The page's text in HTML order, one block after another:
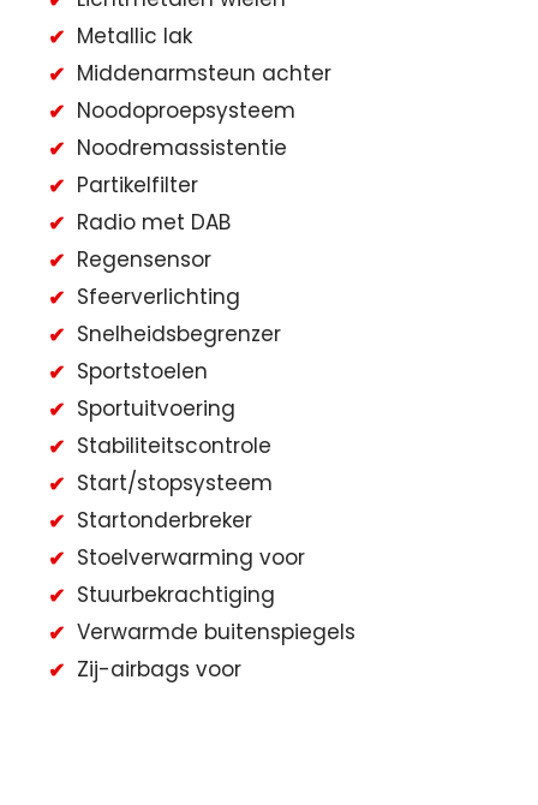
Metallic lak
Middenarmsteun achter
Noodoproepsysteem
Noodremassistentie
Partikelfilter
Radio met DAB
Regensensor
Sfeerverlichting
Snelheidsbegrenzer
Sportstoelen
Sportuitvoering
Stabiliteitscontrole
Start/stopsysteem
Startonderbreker
Stoelverwarming voor
Stuurbekrachtiging
Verwarmde buitenspiegels
Zij-airbags voor